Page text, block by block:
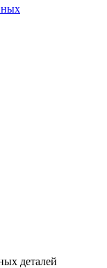
деталей